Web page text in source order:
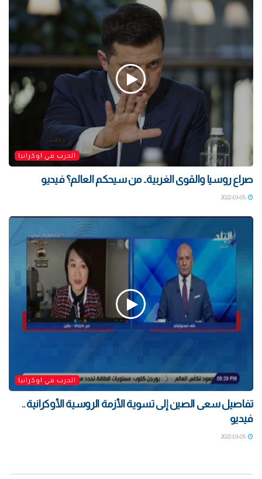
الحرب في اوكرانيا
صراع روسيا والقوى الغربية.. من سيحكم العالم؟ فيديو
2022-03-05
الحرب في اوكرانيا
تفاصيل سعى الصين إلى تسوية الأزمة الروسية الأوكرانية ..
فيديو
2022-03-05